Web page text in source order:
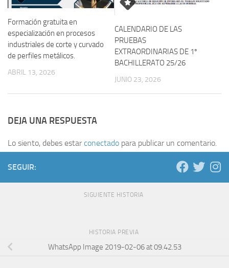
Formación gratuita en
especialización en procesos
industriales de corte y curvado
de perfiles metálicos.
ABRIL 13, 2026
CALENDARIO DE LAS
PRUEBAS
EXTRAORDINARIAS DE 1º
BACHILLERATO 25/26
JUNIO 23, 2026
DEJA UNA RESPUESTA
Lo siento, debes estar conectado para publicar un comentario.
SEGUIR:
SIGUIENTE HISTORIA
HISTORIA PREVIA
WhatsApp Image 2019-02-06 at 09.42.53